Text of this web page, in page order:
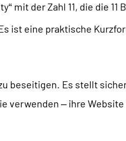
mit der Zahl 11, die die
ist eine praktische
beseitigen. Es stellt
verwenden – ihre